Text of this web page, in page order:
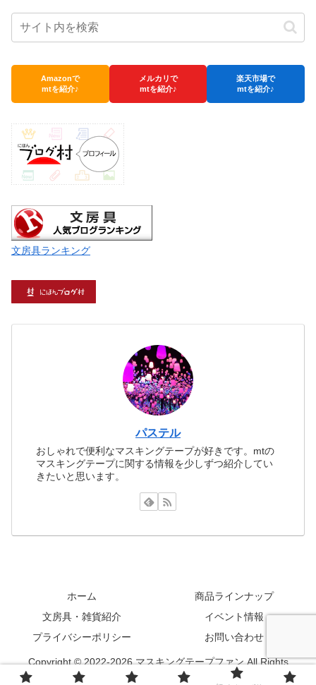
Amazonで
mtを紹介♪
メルカリで
mtを紹介♪
楽天市場で
mtを紹介♪
文房具ランキング
パステル
おしゃれで便利なマスキングテープが好きです。mtの
マスキングテープに関する情報を少しずつ紹介してい
きたいと思います。
ホーム
商品ラインナップ
文房具・雑貨紹介
イベント情報
プライバシーポリシー
お問い合わせ
Copyright © 2022-2026 マスキングテープファン All Rights
Reserved.